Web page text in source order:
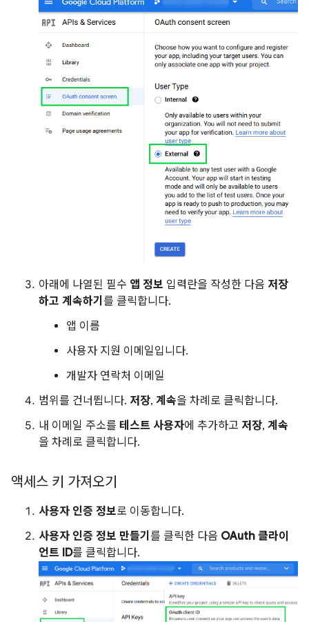
아래에 나열된 필수 앱 정보 입력란을 작성한 다음 저장
하고 계속하기 를 클릭합니다.
앱 이름
사용자 지원 이메일입니다.
개발자 연락처 이메일
범위를 건너뜁니다. 저장, 계속을 차례로 클릭합니다.
내 이메일 주소를 테스트 사용자에 추가하고 저장, 계속
을 차례로 클릭합니다.
액세스 키 가져오기
사용자 인증 정보로 이동합니다.
사용자 인증 정보 만들기 를 클릭한 다음 OAuth 클라이
언트 ID를 클릭합니다.